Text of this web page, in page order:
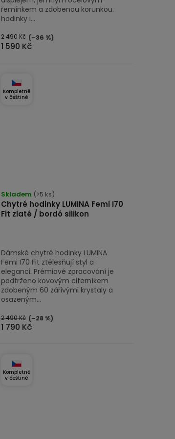
1 590 Kč
2 490 Kč (–36 %)
řemínkem a zdobenou korunkou.
hodinky i...
Kompletně
v češtině
Chytré hodinky LUMINA Femi I70
Fit zlaté / bordó silikon
Skladem (>5 ks)
1 790 Kč
2 490 Kč (–28 %)
Dámské chytré hodinky LUMINA
Femi I70 Fit ztělesňují styl a
eleganci. Prémiové zpracování je
podtrženo kovovým ciferníkem
zdobeným 60 zářivými krystaly a
osazeným...
Kompletně
v češtině